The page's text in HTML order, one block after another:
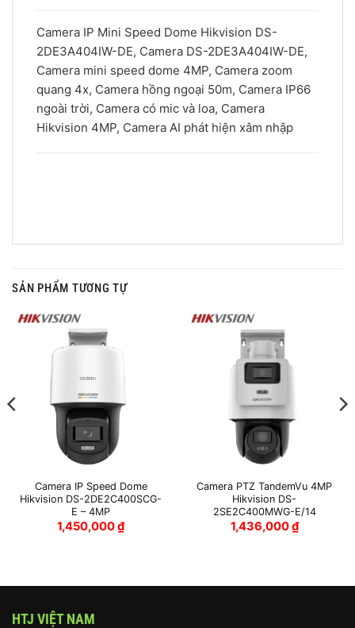
Camera IP Mini Speed Dome Hikvision DS-
2DE3A404IW-DE, Camera DS-2DE3A404IW-DE,
Camera mini speed dome 4MP, Camera zoom
quang 4x, Camera hồng ngoại 50m, Camera IP66
ngoài trời, Camera có mic và loa, Camera
Hikvision 4MP, Camera AI phát hiện xâm nhập
SẢN PHẨM TƯƠNG TỰ
Camera IP Speed Dome
Hikvision DS-2DE2C400SCG-
E – 4MP
1,450,000₫
Camera PTZ TandemVu 4MP
Hikvision DS-
2SE2C400MWG-E/14
1,436,000₫
HTJ VIỆT NAM